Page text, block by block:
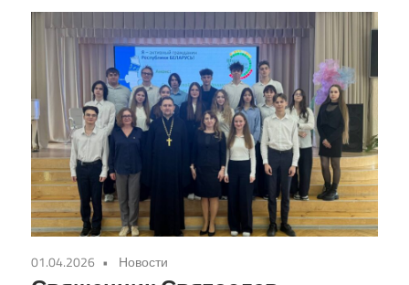
01.04.2026 Новости